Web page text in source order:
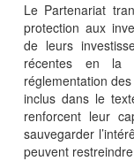
Le Partenariat
protection aux
de leurs
récentes en la
réglementation
inclus dans le
renforcent leur
sauvegarder
peuvent